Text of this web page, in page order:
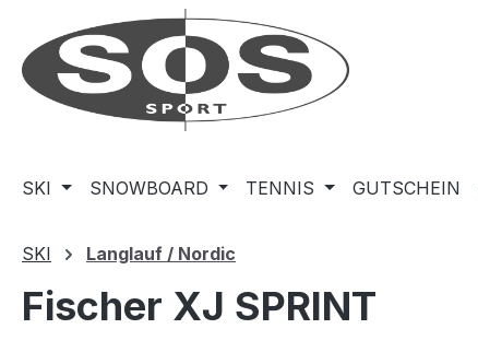
Hauptinhalt springen
Zur Suche springen
Zur Hauptnavigation springen
SKI SNOWBOARD TENNIS GUTSCHEIN
SKI Langlauf / Nordic
Fischer XJ SPRINT